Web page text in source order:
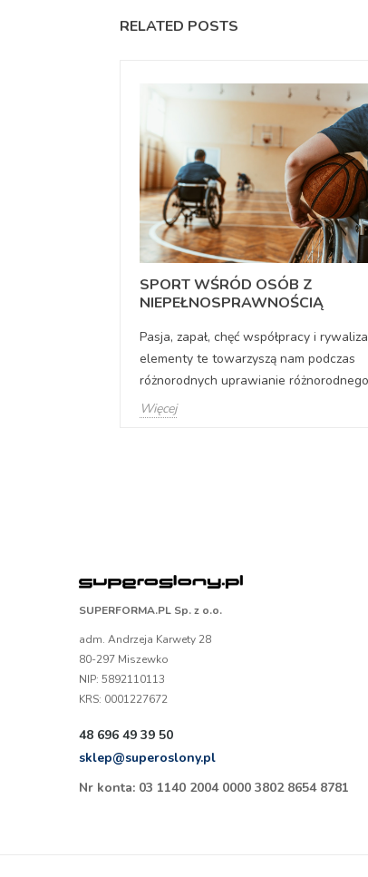
RELATED POSTS
SPORT WŚRÓD OSÓB Z
NIEPEŁNOSPRAWNOŚCIĄ
Pasja, zapał, chęć współpracy i
elementy te towarzyszą nam podczas
różnorodnych uprawianie
Więcej
SUPERFORMA.PL Sp. z o.o.
adm. Andrzeja Karwety 28
80-297 Miszewko
NIP: 5892110113
KRS: 0001227672
48 696 49 39 50
sklep@superoslony.pl
Nr konta: 03 1140 2004 0000 3802 8654 8781